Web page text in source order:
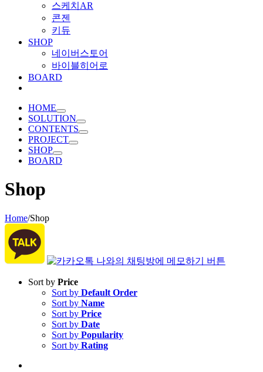
스케치AR
콘젠
키듀
SHOP
네이버스토어
바이블히어로
BOARD
HOME
SOLUTION
CONTENTS
PROJECT
SHOP
BOARD
Shop
Home/Shop
Sort by Price
Sort by Default Order
Sort by Name
Sort by Price
Sort by Date
Sort by Popularity
Sort by Rating